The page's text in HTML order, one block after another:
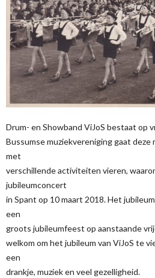
Drum- en Showband ViJoS bestaat op
Bussumse muziekvereniging gaat deze
met
verschillende activiteiten vieren,
jubileumconcert
in Spant op 10 maart 2018. Het
een
groots jubileumfeest op aanstaande
welkom om het jubileum van ViJoS te
een
drankje, muziek en veel gezelligheid.